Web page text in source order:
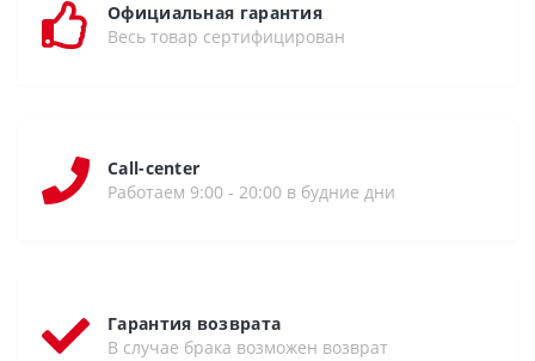
Официальная гарантия
Весь товар сертифицирован
Call-center
Работаем 9:00 - 20:00 в будние дни
Гарантия возврата
В случае брака возможен возврат